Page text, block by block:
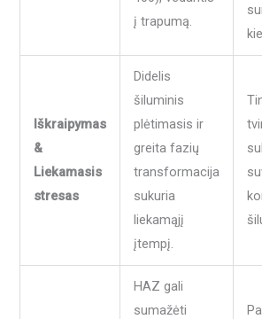
į trapumą.
Iškraipymas
&
Liekamasis
stresas
Didelis
šiluminis
plėtimasis ir
greita fazių
transformacija
sukuria
liekamąjį
įtempį.
HAZ gali
sumažėti